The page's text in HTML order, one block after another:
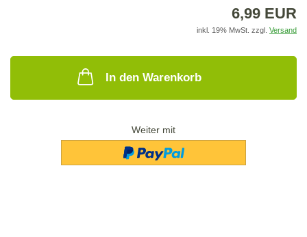
6,99 EUR
inkl. 19% MwSt. zzgl. Versand
In den Warenkorb
Weiter mit